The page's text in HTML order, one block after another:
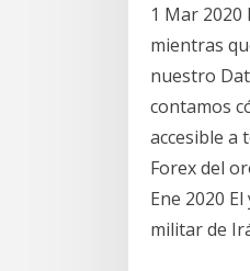
1 Mar 2020
mientras
nuestro
contamos
accesible a
Forex del
Ene 2020
militar de